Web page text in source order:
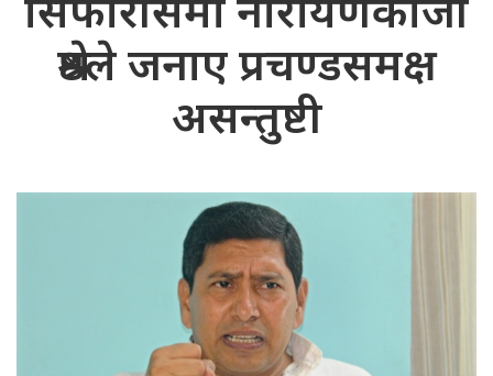
सिफारीसमा नारायणकाजी
श्रेष्ठले जनाए प्रचण्डसमक्ष
असन्तुष्टी